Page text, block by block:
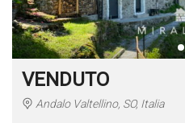
VENDUTO
Andalo Valtellino, SO, Italia